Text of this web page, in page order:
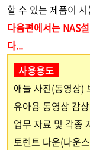
할 수 있는 제품이
다음편에서는 NAS
다...
사용용도
애들 사진(동영상)
유아용 동영상 감상
업무 자료 및 각종
토렌트 다운(다운